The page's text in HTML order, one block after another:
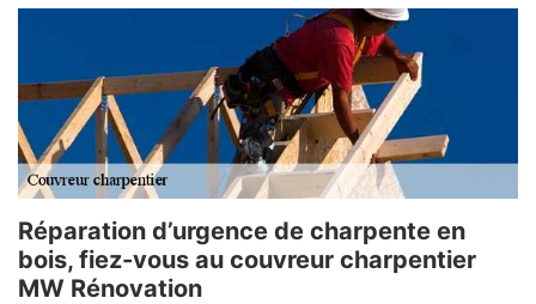
Réparation d’urgence de charpente en
bois, fiez-vous au couvreur charpentier
MW Rénovation